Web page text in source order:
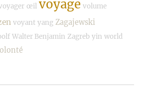
œil voyage volume
voyant yang Zagajewski
Walter Benjamin Zagreb yin world